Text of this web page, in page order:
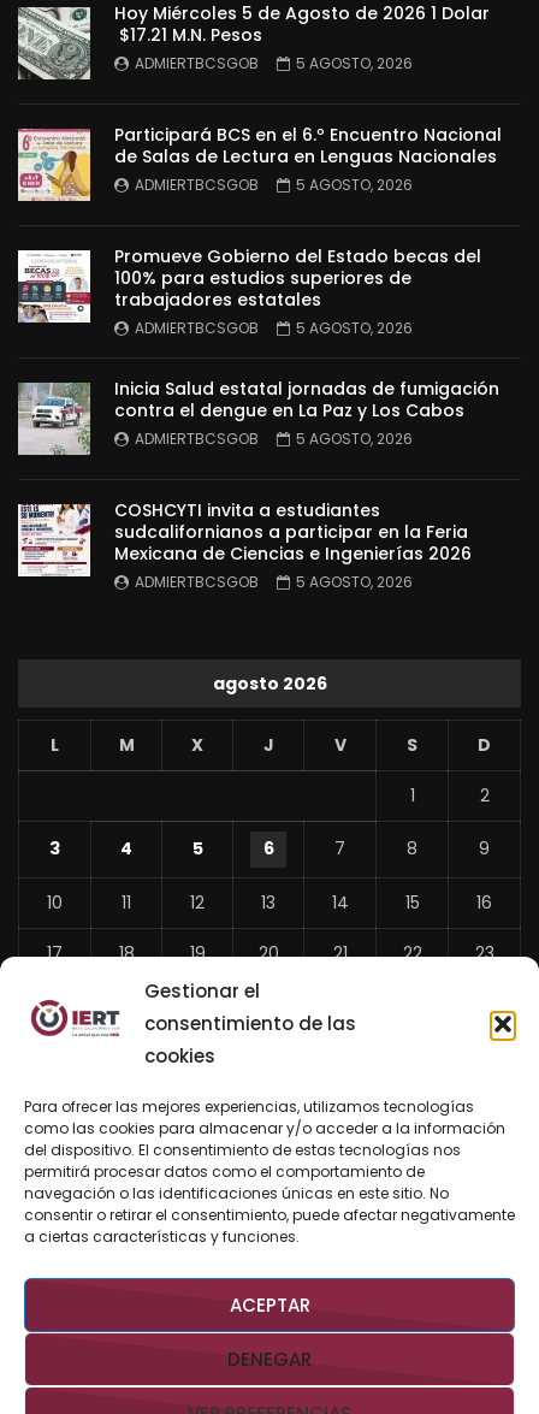
Gestionar el
consentimiento de las
cookies
Para ofrecer las mejores experiencias, utilizamos tecnologías
como las cookies para almacenar y/o acceder a la información
del dispositivo. El consentimiento de estas tecnologías nos
permitirá procesar datos como el comportamiento de
navegación o las identificaciones únicas en este sitio. No
consentir o retirar el consentimiento, puede afectar negativamente
a ciertas características y funciones.
ACEPTAR
DENEGAR
Hoy Miércoles 5 de Agosto de 2026 1 Dolar
$17.21 M.N. Pesos
ADMIERTBCSGOB 5 AGOSTO, 2026
Participará BCS en el 6.º Encuentro Nacional
de Salas de Lectura en Lenguas Nacionales
ADMIERTBCSGOB 5 AGOSTO, 2026
Promueve Gobierno del Estado becas del
100% para estudios superiores de
trabajadores estatales
ADMIERTBCSGOB 5 AGOSTO, 2026
Inicia Salud estatal jornadas de fumigación
contra el dengue en La Paz y Los Cabos
ADMIERTBCSGOB 5 AGOSTO, 2026
COSHCYTI invita a estudiantes
sudcalifornianos a participar en la Feria
Mexicana de Ciencias e Ingenierías 2026
ADMIERTBCSGOB 5 AGOSTO, 2026
agosto 2026
L M X J V S D
1 2
3 4 5 6 7 8 9
10 11 12 13 14 15 16
17 18 19 20 21 22 23
24 26 27
«
Jul
BUSCAR AHORA